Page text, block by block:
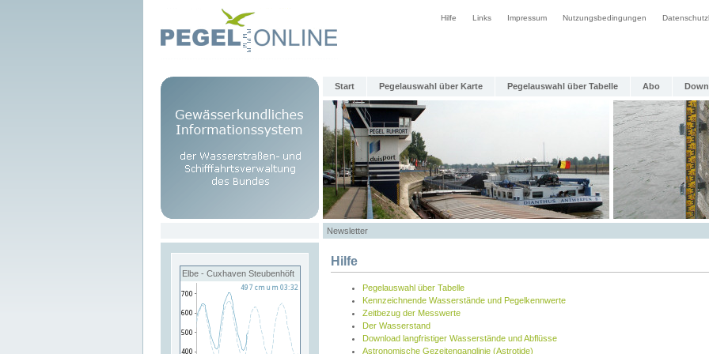
Hilfe Links Impressum Nutzungsbedingungen
Start Pegelauswahl über Karte Pegelauswahl über Tabelle Abo
Newsletter
Elbe - Cuxhaven Steubenhöft
Hilfe
Pegelauswahl über Tabelle
Kennzeichnende Wasserstände und Pegelkennwerte
Zeitbezug der Messwerte
Der Wasserstand
Download langfristiger Wasserstände und Abflüsse
Astronomische Gezeitenganglinie (Astrotide)